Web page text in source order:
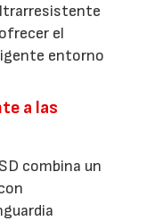
el
entorno
a las
combina un